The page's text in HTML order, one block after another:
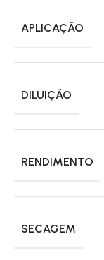
APLICAÇÃO
DILUIÇÃO
RENDIMENTO
SECAGEM